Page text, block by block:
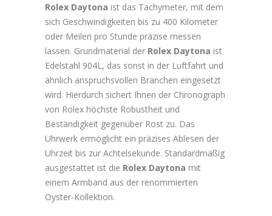
Rolex Daytona ist das Tachymeter, mit dem
sich Geschwindigkeiten bis zu 400 Kilometer
oder Meilen pro Stunde präzise messen
lassen. Grundmaterial der Rolex Daytona ist
Edelstahl 904L, das sonst in der Luftfahrt und
ähnlich anspruchsvollen Branchen eingesetzt
wird. Hierdurch sichert Ihnen der Chronograph
von Rolex höchste Robustheit und
Beständigkeit gegenüber Rost zu. Das
Uhrwerk ermöglicht ein präzises Ablesen der
Uhrzeit bis zur Achtelsekunde. Standardmäßig
ausgestattet ist die Rolex Daytona mit
einem Armband aus der renommierten
Oyster-Kollektion.